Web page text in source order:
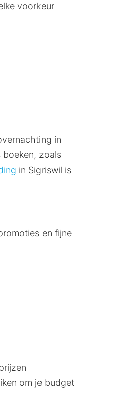
voorkeur
in
boeken, zoals
in Sigriswil is
en fijne
om je budget